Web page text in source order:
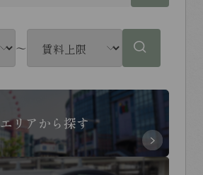
～
エリアから探す